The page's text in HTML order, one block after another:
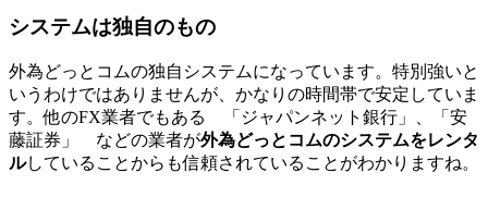
システムは独自のもの
外為どっとコムの独自システムになっています。特別強いと
いうわけではありませんが、かなりの時間帯で安定していま
す。他のFX業者でもある 「ジャパンネット銀行」、「安
藤証券」 などの業者が外為どっとコムのシステムをレンタ
ルしていることからも信頼されていることがわかりますね。